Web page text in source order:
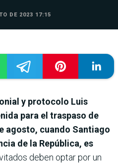
DE 2023 17:15
y protocolo Luis
para el traspaso de
agosto, cuando Santiago
de la República, es
deben optar por un